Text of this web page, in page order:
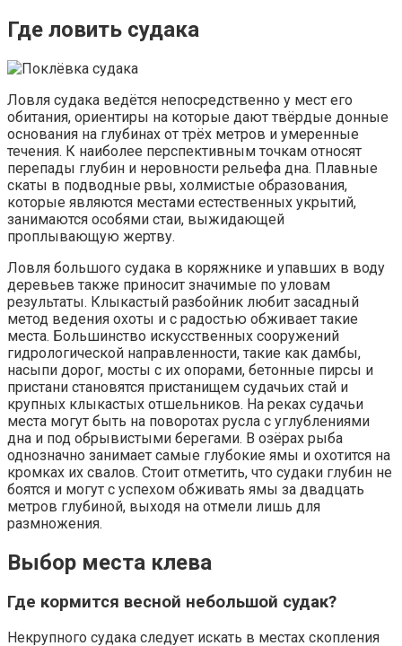
Где ловить судака
Ловля судака ведётся непосредственно у мест его
обитания, ориентиры на которые дают твёрдые донные
основания на глубинах от трёх метров и умеренные
течения. К наиболее перспективным точкам относят
перепады глубин и неровности рельефа дна. Плавные
скаты в подводные рвы, холмистые образования,
которые являются местами естественных укрытий,
занимаются особями стаи, выжидающей
проплывающую жертву.
Ловля большого судака в коряжнике и упавших в воду
деревьев также приносит значимые по уловам
результаты. Клыкастый разбойник любит засадный
метод ведения охоты и с радостью обживает такие
места. Большинство искусственных сооружений
гидрологической направленности, такие как дамбы,
насыпи дорог, мосты с их опорами, бетонные пирсы и
пристани становятся пристанищем судачьих стай и
крупных клыкастых отшельников. На реках судачьи
места могут быть на поворотах русла с углублениями
дна и под обрывистыми берегами. В озёрах рыба
однозначно занимает самые глубокие ямы и охотится на
кромках их свалов. Стоит отметить, что судаки глубин не
боятся и могут с успехом обживать ямы за двадцать
метров глубиной, выходя на отмели лишь для
размножения.
Выбор места клева
Где кормится весной небольшой судак?
Некрупного судака следует искать в местах скопления